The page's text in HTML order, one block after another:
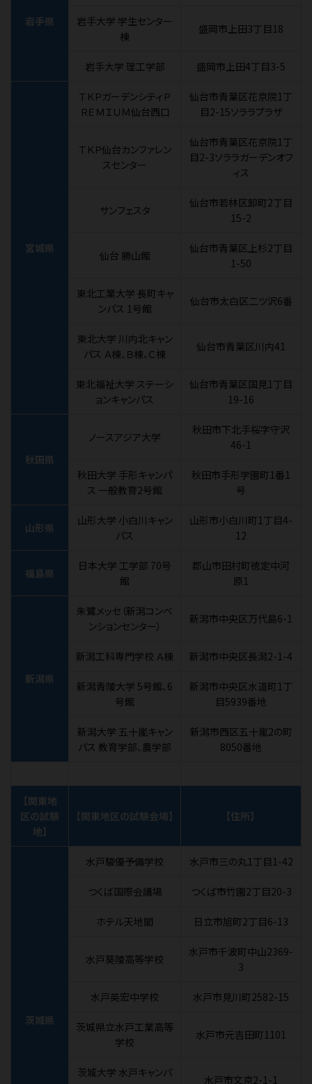
岩手県
岩手大学 学生センター
棟
盛岡市上田3丁目18
岩手大学 理工学部 盛岡市上田4丁目3-5
宮城県
ＴＫＰガーデンシティＰ
ＲＥＭＩＵＭ仙台西口
仙台市青葉区花京院1丁
目2-15ソララプラザ
ＴＫＰ仙台カンファレン
スセンター
仙台市青葉区花京院1丁
目2-3ソララガーデンオフ
ィス
サンフェスタ
仙台市若林区卸町2丁目
15-2
仙台 勝山館
仙台市青葉区上杉2丁目
1-50
東北工業大学 長町キャ
ンパス 1号館
仙台市太白区二ツ沢6番
東北大学 川内北キャン
パス Ａ棟、Ｂ棟、Ｃ棟
仙台市青葉区川内41
東北福祉大学 ステーシ
ョンキャンパス
仙台市青葉区国見1丁目
19-16
秋田県
ノースアジア大学
秋田市下北手桜字守沢
46-1
秋田大学 手形キャンパ
ス 一般教育2号館
秋田市手形学園町1番1
号
山形県
山形大学 小白川キャン
パス
山形市小白川町1丁目4-
12
福島県
日本大学 工学部 70号
館
郡山市田村町徳定中河
原1
新潟県
朱鷺メッセ（新潟コンベ
ンションセンター）
新潟市中央区万代島6-1
新潟工科専門学校 Ａ棟 新潟市中央区長潟2-1-4
新潟青陵大学 5号館、6
号館
新潟市中央区水道町1丁
目5939番地
新潟大学 五十嵐キャン
パス 教育学部、農学部
新潟市西区五十嵐2の町
8050番地
【関東地
区の試験
地】
【関東地区の試験会場】 【住所】
茨城県
水戸駿優予備学校 水戸市三の丸1丁目1-42
つくば国際会議場 つくば市竹園2丁目20-3
ホテル天地閣 日立市旭町2丁目6-13
水戸葵陵高等学校
水戸市千波町中山2369-
3
水戸英宏中学校 水戸市見川町2582-15
茨城県立水戸工業高等
学校
水戸市元吉田町1101
茨城大学 水戸キャンパ
水戸市文京2-1-1